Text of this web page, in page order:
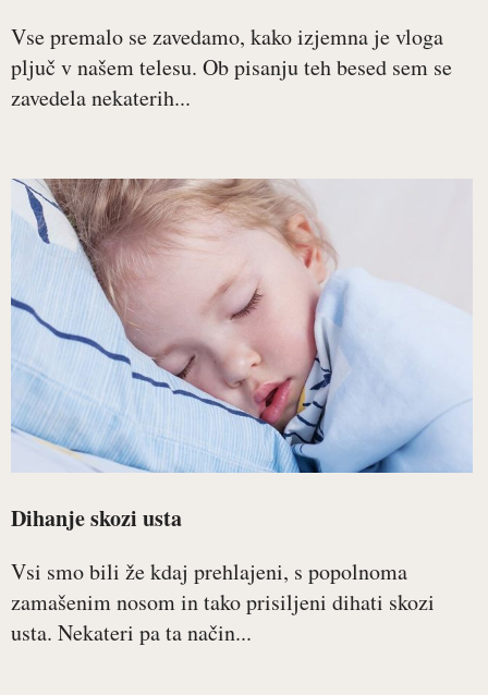
Vse premalo se zavedamo, kako izjemna je vloga
pljuč v našem telesu. Ob pisanju teh besed sem se
zavedela nekaterih...
Dihanje skozi usta
Vsi smo bili že kdaj prehlajeni, s popolnoma
zamašenim nosom in tako prisiljeni dihati skozi
usta. Nekateri pa ta način...